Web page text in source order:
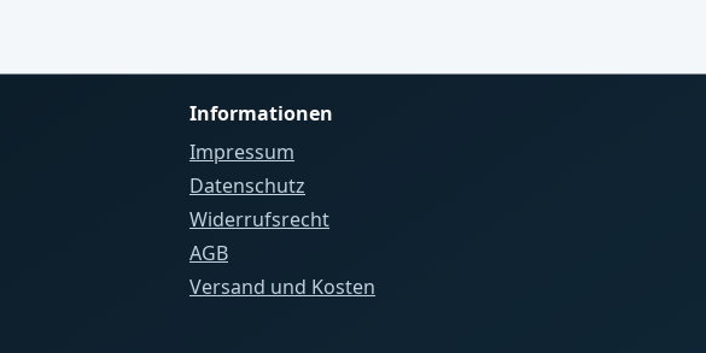
Informationen
Impressum
Datenschutz
Widerrufsrecht
AGB
Versand und Kosten